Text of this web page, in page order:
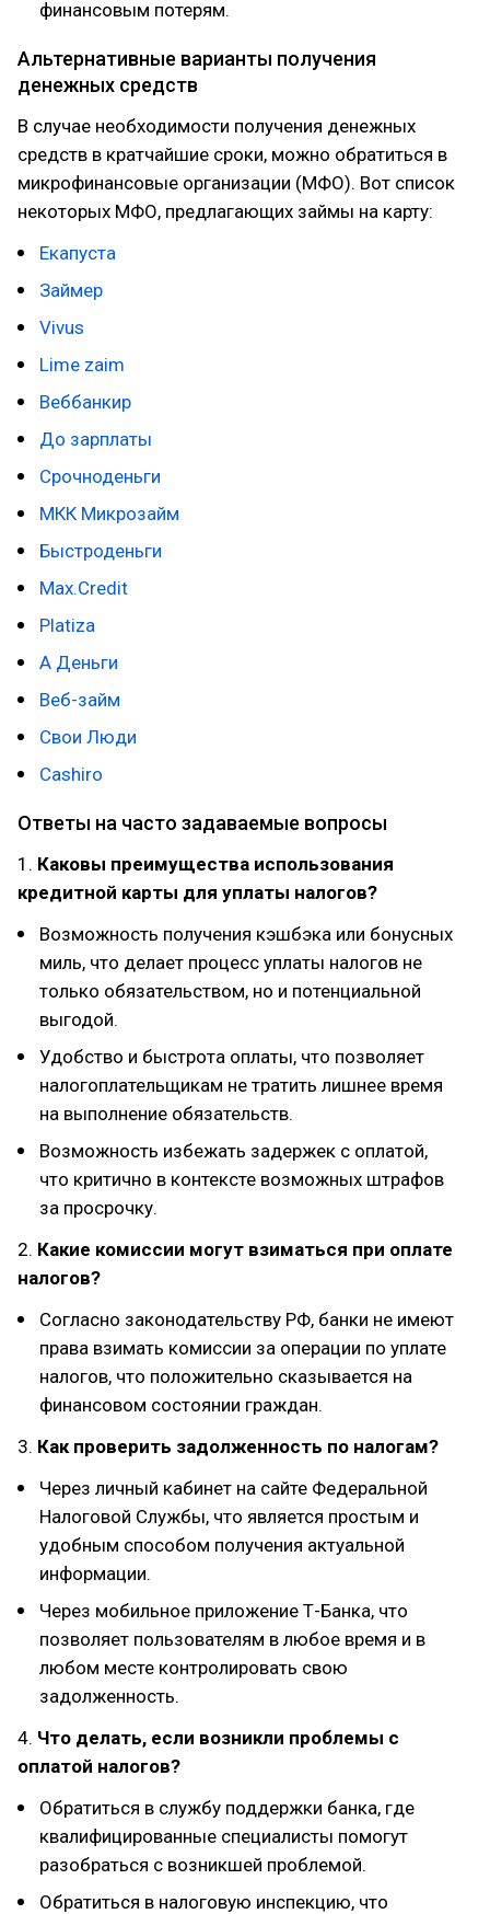
финансовым потерям.
Альтернативные варианты получения
денежных средств
В случае необходимости получения денежных
средств в кратчайшие сроки, можно обратиться в
микрофинансовые организации (МФО). Вот список
некоторых МФО, предлагающих займы на карту:
Екапуста
Займер
Vivus
Lime zaim
Веббанкир
До зарплаты
Срочноденьги
МКК Микрозайм
Быстроденьги
Max.Credit
Platiza
А Деньги
Веб-займ
Свои Люди
Cashiro
Ответы на часто задаваемые вопросы
1. Каковы преимущества использования
кредитной карты для уплаты налогов?
Возможность получения кэшбэка или бонусных
миль, что делает процесс уплаты налогов не
только обязательством, но и потенциальной
выгодой.
Удобство и быстрота оплаты, что позволяет
налогоплательщикам не тратить лишнее время
на выполнение обязательств.
Возможность избежать задержек с оплатой,
что критично в контексте возможных штрафов
за просрочку.
2. Какие комиссии могут взиматься при оплате
налогов?
Согласно законодательству РФ, банки не имеют
права взимать комиссии за операции по уплате
налогов, что положительно сказывается на
финансовом состоянии граждан.
3. Как проверить задолженность по налогам?
Через личный кабинет на сайте Федеральной
Налоговой Службы, что является простым и
удобным способом получения актуальной
информации.
Через мобильное приложение Т-Банка, что
позволяет пользователям в любое время и в
любом месте контролировать свою
задолженность.
4. Что делать, если возникли проблемы с
оплатой налогов?
Обратиться в службу поддержки банка, где
квалифицированные специалисты помогут
разобраться с возникшей проблемой.
Обратиться в налоговую инспекцию, что